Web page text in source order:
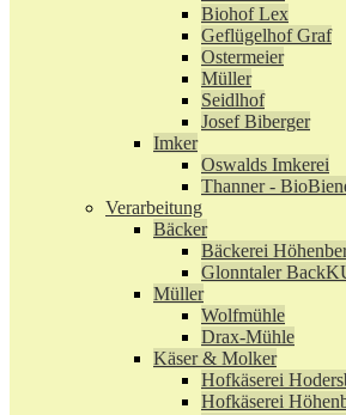
Biohof Lex
Geflügelhof Graf
Ostermeier
Müller
Seidlhof
Josef Biberger
Imker
Oswalds Imkerei
Thanner -
Verarbeitung
Bäcker
Bäckerei
Glonntaler
Müller
Wolfmühle
Drax-Mühle
Käser & Molker
Hofkäserei
Hofkäserei